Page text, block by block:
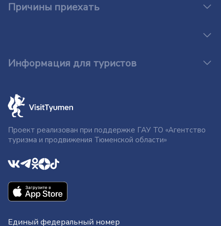
Причины приехать
Информация для туристов
Проект реализован при поддержке ГАУ ТО «Агентство
туризма и продвижения Тюменской области»
Единый федеральный номер